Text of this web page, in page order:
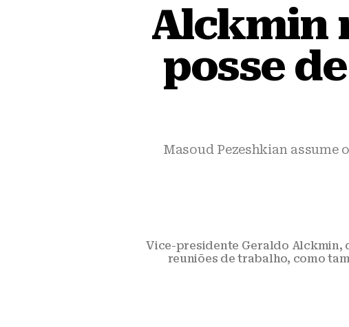
Alckmin
posse
Masoud Pezeshkian assume
Vice-presidente Geraldo Alckmin,
reuniões de trabalho, como